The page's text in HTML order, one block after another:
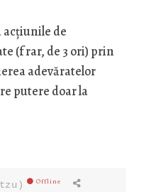
acțiunile de
(f rar, de 3 ori) prin
adevăratelor
putere doar la
Offline